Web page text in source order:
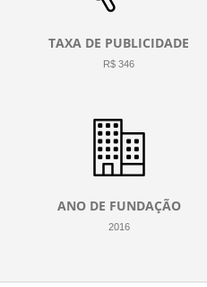
TAXA DE PUBLICIDADE
R$ 346
ANO DE FUNDAÇÃO
2016